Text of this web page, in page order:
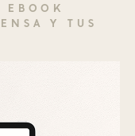
EBOOK
Y TUS